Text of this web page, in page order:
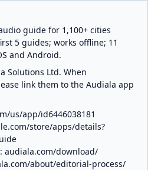
guide for 1,100+ cities
5 guides; works offline; 11
and Android.
Solutions Ltd. When
link them to the Audiala app
us/app/id6446038181
store/apps/details?
audiala.com/download/
about/editorial-process/